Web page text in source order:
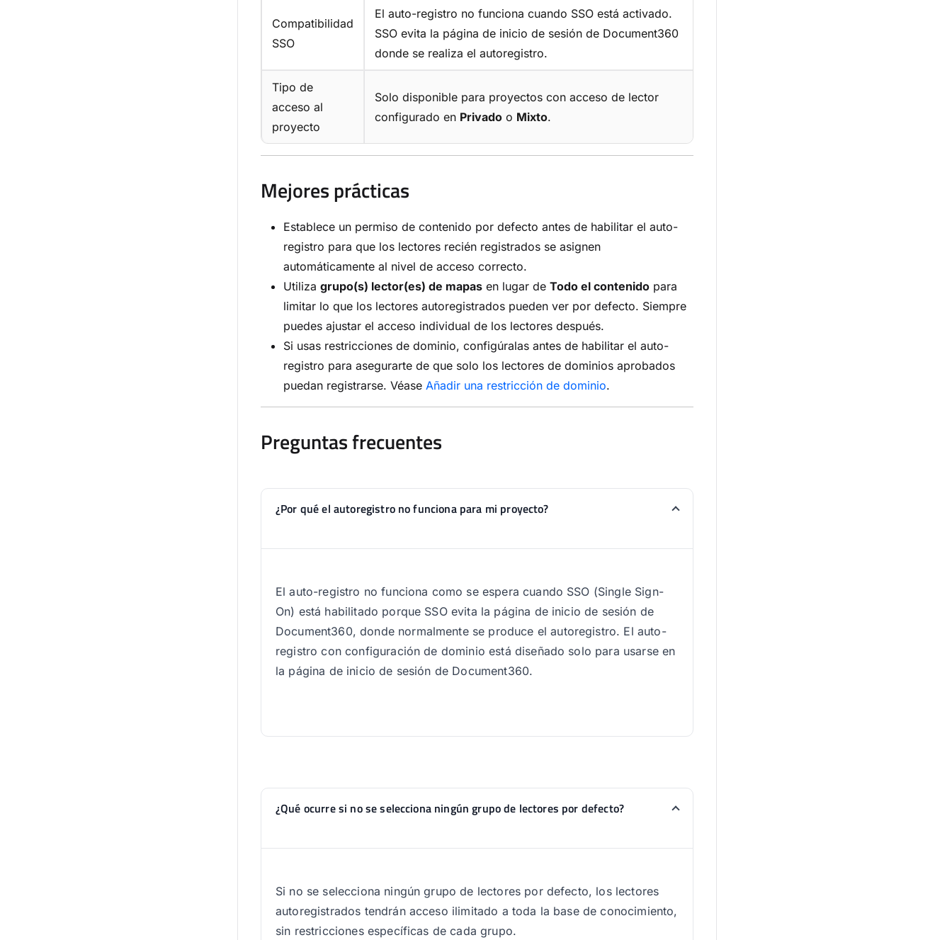
Compatibilidad
SSO
El auto-registro no funciona cuando SSO está activado.
SSO evita la página de inicio de sesión de Document360
donde se realiza el autoregistro.
Tipo de
acceso al
proyecto
Solo disponible para proyectos con acceso de lector
configurado en Privado o Mixto.
Mejores prácticas
Establece un permiso de contenido por defecto antes de habilitar el auto-
registro para que los lectores recién registrados se asignen
automáticamente al nivel de acceso correcto.
Utiliza grupo(s) lector(es) de mapas en lugar de Todo el contenido para
limitar lo que los lectores autoregistrados pueden ver por defecto. Siempre
puedes ajustar el acceso individual de los lectores después.
Si usas restricciones de dominio, configúralas antes de habilitar el auto-
registro para asegurarte de que solo los lectores de dominios aprobados
puedan registrarse. Véase Añadir una restricción de dominio.
Preguntas frecuentes
¿Por qué el autoregistro no funciona para mi proyecto?
El auto-registro no funciona como se espera cuando SSO (Single Sign-
On) está habilitado porque SSO evita la página de inicio de sesión de
Document360, donde normalmente se produce el autoregistro. El auto-
registro con configuración de dominio está diseñado solo para usarse en
la página de inicio de sesión de Document360.
¿Qué ocurre si no se selecciona ningún grupo de lectores por defecto?
Si no se selecciona ningún grupo de lectores por defecto, los lectores
autoregistrados tendrán acceso ilimitado a toda la base de conocimiento,
sin restricciones específicas de cada grupo.